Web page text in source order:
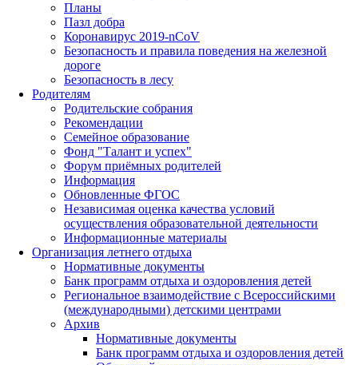
Планы
Пазл добра
Коронавирус 2019-nCoV
Безопасность и правила поведения на железной
дороге
Безопасность в лесу
Родителям
Родительские собрания
Рекомендации
Семейное образование
Фонд "Талант и успех"
Форум приёмных родителей
Информация
Обновленные ФГОС
Независимая оценка качества условий
осуществления образовательной деятельности
Информационные материалы
Организация летнего отдыха
Нормативные документы
Банк программ отдыха и оздоровления детей
Региональное взаимодействие с Всероссийскими
(международными) детскими центрами
Архив
Нормативные документы
Банк программ отдыха и оздоровления детей